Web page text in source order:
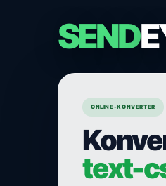
SEND
ONLINE-KONVERTER
text-